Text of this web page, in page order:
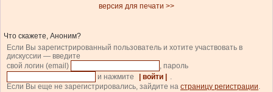
версия для печати >>
Что скажете, Аноним?
Если Вы зарегистрированный пользователь и хотите участвовать в
дискуссии — введите
свой логин (email)
, пароль
и нажмите
| войти |
.
Если Вы еще не зарегистрировались, зайдите на страницу регистрации.